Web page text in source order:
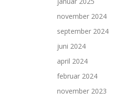
november 2024
september 2024
juni 2024
april 2024
februar 2024
november 2023